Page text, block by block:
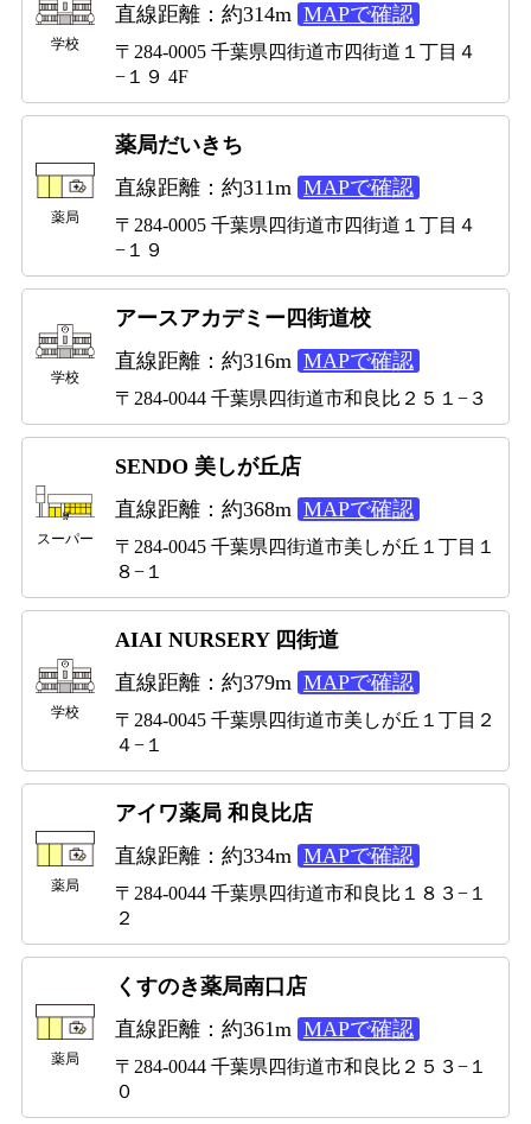
学校
直線距離：約314m MAPで確認
〒284-0005 千葉県四街道市四街道１丁目４
−１９ 4F
薬局
薬局だいきち
直線距離：約311m MAPで確認
〒284-0005 千葉県四街道市四街道１丁目４
−１９
学校
アースアカデミー四街道校
直線距離：約316m MAPで確認
〒284-0044 千葉県四街道市和良比２５１−３
スーパー
SENDO 美しが丘店
直線距離：約368m MAPで確認
〒284-0045 千葉県四街道市美しが丘１丁目１
８−１
学校
AIAI NURSERY 四街道
直線距離：約379m MAPで確認
〒284-0045 千葉県四街道市美しが丘１丁目２
４−１
薬局
アイワ薬局 和良比店
直線距離：約334m MAPで確認
〒284-0044 千葉県四街道市和良比１８３−１
２
薬局
くすのき薬局南口店
直線距離：約361m MAPで確認
〒284-0044 千葉県四街道市和良比２５３−１
０